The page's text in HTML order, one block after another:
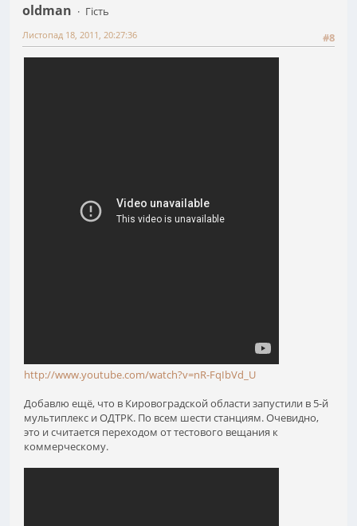
oldman
Гість
#8
Листопад 18, 2011, 20:27:36
http://www.youtube.com/watch?v=nR-FqIbVd_U
Добавлю ещё, что в Кировоградской области запустили в 5-й
мультиплекс и ОДТРК. По всем шести станциям. Очевидно,
это и считается переходом от тестового вещания к
коммерческому.